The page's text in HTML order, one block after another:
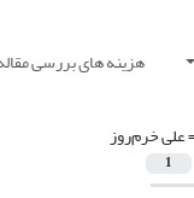
هزینه های بررسی
علی خرم‌روز
1